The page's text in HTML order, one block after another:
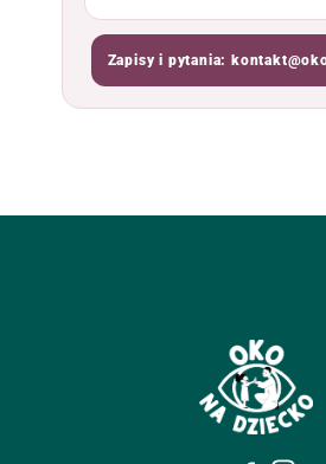
Zapisy i pytania: